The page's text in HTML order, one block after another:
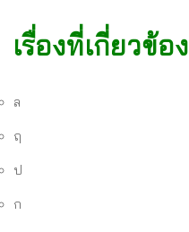
เรื่องที่เกี่ยวข้อง
ล
ฤ
ป
ก